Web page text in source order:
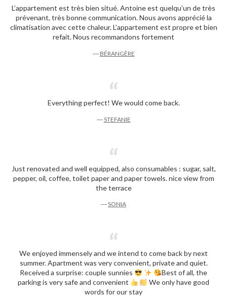
L’appartement est très bien situé. Antoine est quelqu’un de très
prévenant, très bonne communication. Nous avons apprécié la
climatisation avec cette chaleur. L’appartement est propre et bien
refait. Nous recommandons fortement
― BÉRANGÈRE
Everything perfect! We would come back.
―STEFANIE
Just renovated and well equipped, also consumables : sugar, salt,
pepper, oil, coffee, toilet paper and paper towels. nice view from
the terrace
―SONIA
We enjoyed immensely and we intend to come back by next
summer. Apartment was very convenient, private and quiet.
Received a surprise: couple sunnies
Best of all, the
parking is very safe and convenient
We only have good
words for our stay